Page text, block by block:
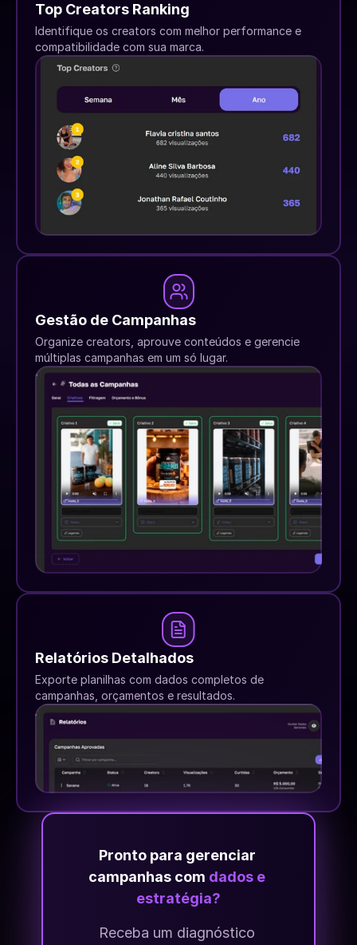
Top Creators Ranking
Identifique os creators com melhor performance e
compatibilidade com sua marca.
Gestão de Campanhas
Organize creators, aprouve conteúdos e gerencie
múltiplas campanhas em um só lugar.
Relatórios Detalhados
Exporte planilhas com dados completos de
campanhas, orçamentos e resultados.
Pronto para gerenciar
campanhas com dados e
estratégia?
Receba um diagnóstico